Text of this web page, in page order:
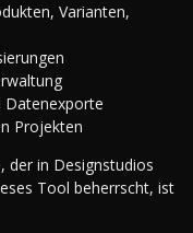
Varianten,
Datenexporte
Projekten
der in Designstudios
Tool beherrscht, ist